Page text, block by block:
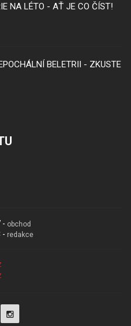
NA LÉTO - AŤ JE CO ČÍST!
BELETRII - ZKUSTE
- obchod
- redakce